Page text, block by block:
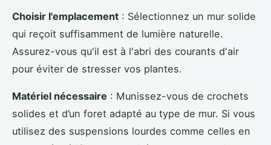
Choisir l'emplacement : Sélectionnez un mur solide
qui reçoit suffisamment de lumière naturelle.
Assurez-vous qu'il est à l'abri des courants d'air
pour éviter de stresser vos plantes.
Matériel nécessaire : Munissez-vous de crochets
solides et d’un foret adapté au type de mur. Si vous
utilisez des suspensions lourdes comme celles en